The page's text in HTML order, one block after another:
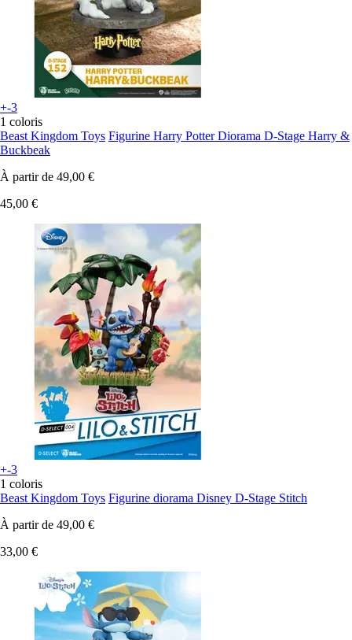
+-3
1 coloris
Beast Kingdom Toys Figurine Harry Potter Diorama D-Stage Harry &
Buckbeak
À partir de 49,00 €
45,00 €
+-3
1 coloris
Beast Kingdom Toys Figurine diorama Disney D-Stage Stitch
À partir de 49,00 €
33,00 €